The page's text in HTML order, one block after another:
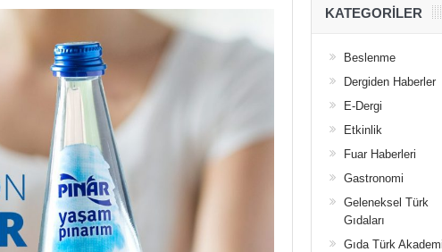
KATEGORILER
Beslenme
Dergiden Haberler
E-Dergi
Etkinlik
Fuar Haberleri
Gastronomi
Geleneksel Türk
Gıdaları
Gıda Türk Akademi